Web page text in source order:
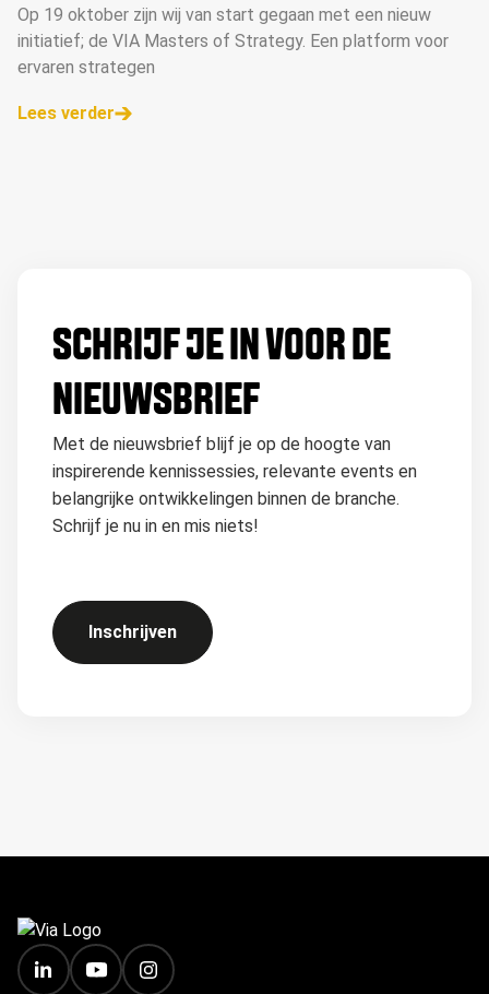
Op 19 oktober zijn wij van start gegaan met een nieuw
initiatief; de VIA Masters of Strategy. Een platform voor
ervaren strategen
Lees verder
SCHRIJF JE IN VOOR DE
NIEUWSBRIEF
Met de nieuwsbrief blijf je op de hoogte van
inspirerende kennissessies, relevante events en
belangrijke ontwikkelingen binnen de branche.
Schrijf je nu in en mis niets!
Inschrijven
FOOTER